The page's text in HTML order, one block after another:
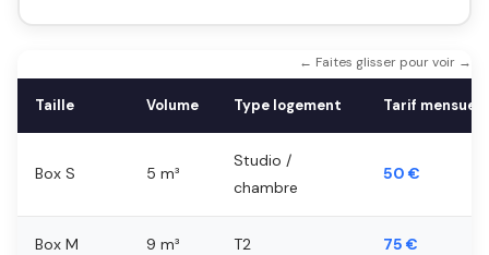
← Faites glisser pour voir →
Taille Volume Type logement Tarif mensuel
Box S 5 m³
Studio /
chambre
50 €
Box M 9 m³ T2 75 €